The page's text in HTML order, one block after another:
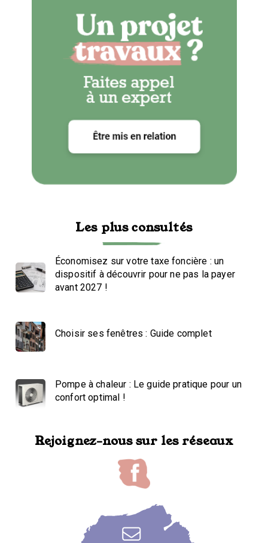
Les plus consultés
Économisez sur votre taxe foncière : un
dispositif à découvrir pour ne pas la payer
avant 2027 !
Choisir ses fenêtres : Guide complet
Pompe à chaleur : Le guide pratique pour un
confort optimal !
Rejoignez-nous sur les réseaux